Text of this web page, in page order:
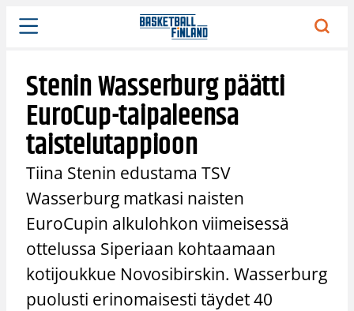
Siirry
sisältöön
Stenin Wasserburg päätti
EuroCup-taipaleensa
taistelutappioon
Tiina Stenin edustama TSV
Wasserburg matkasi naisten
EuroCupin alkulohkon viimeisessä
ottelussa Siperiaan kohtaamaan
kotijoukkue Novosibirskin. Wasserburg
puolusti erinomaisesti täydet 40